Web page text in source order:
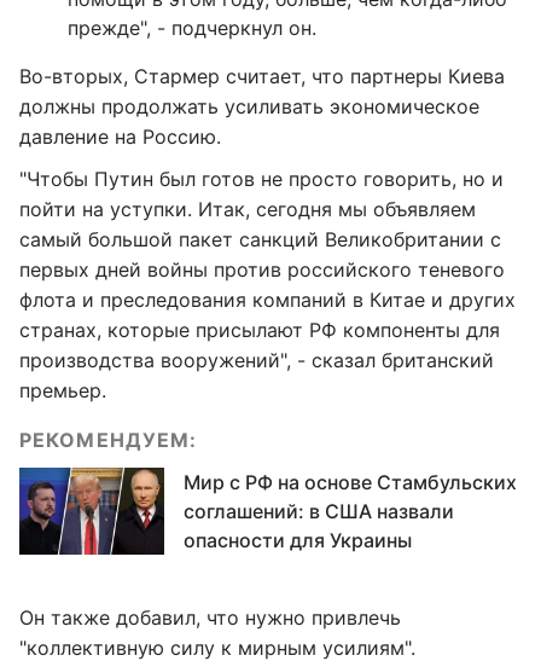
прежде", - подчеркнул он.
Во-вторых, Стармер считает, что партнеры Киева
должны продолжать усиливать экономическое
давление на Россию.
"Чтобы Путин был готов не просто говорить, но и
пойти на уступки. Итак, сегодня мы объявляем
самый большой пакет санкций Великобритании с
первых дней войны против российского теневого
флота и преследования компаний в Китае и других
странах, которые присылают РФ компоненты для
производства вооружений", - сказал британский
премьер.
РЕКОМЕНДУЕМ:
Мир с РФ на основе Стамбульских
соглашений: в США назвали
опасности для Украины
Он также добавил, что нужно привлечь
"коллективную силу к мирным усилиям".